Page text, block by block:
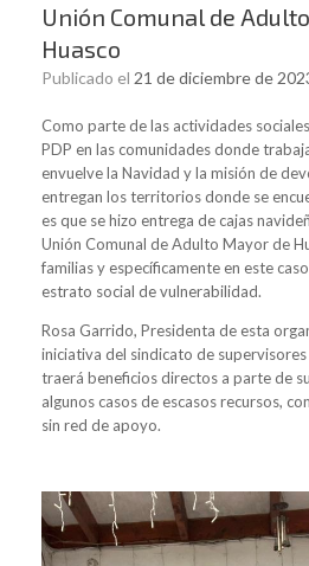
Unión Comunal de
Huasco
Publicado el 21 de diciembre de
Como parte de las actividades
PDP en las comunidades donde
envuelve la Navidad y la misión de
entregan los territorios donde se
es que se hizo entrega de cajas
Unión Comunal de Adulto Mayor de
familias y específicamente en este
estrato social de vulnerabilidad.
Rosa Garrido, Presidenta de esta
iniciativa del sindicato de
traerá beneficios directos a parte de
algunos casos de escasos recursos,
sin red de apoyo.